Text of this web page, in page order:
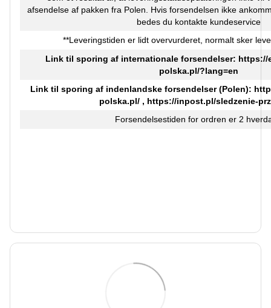
afsendelse af pakken fra Polen. Hvis forsendelsen ikke
bedes du kontakte kundeservice
**Leveringstiden er lidt overvurderet, normalt sker
Link til sporing af internationale forsendelser: https://
polska.pl/?lang=en
Link til sporing af indenlandske forsendelser (Polen):
polska.pl/ , https://inpost.pl/sledzenie-
Forsendelsestiden for ordren er 2